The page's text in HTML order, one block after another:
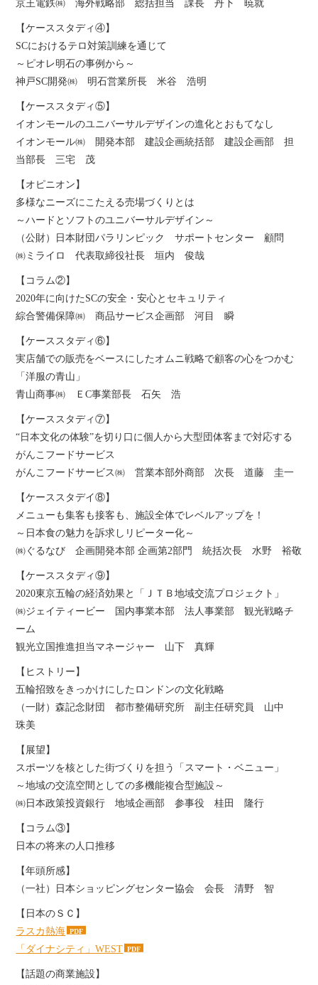
京王電鉄㈱ 海外戦略部 総括担当 課長 丹下 暁就
【ケーススタディ④】
SCにおけるテロ対策訓練を通じて
～ピオレ明石の事例から～
神戸SC開発㈱ 明石営業所長 米谷 浩明
【ケーススタディ⑤】
イオンモールのユニバーサルデザインの進化とおもてなし
イオンモール㈱ 開発本部 建設企画統括部 建設企画部 担
当部長 三宅 茂
【オピニオン】
多様なニーズにこたえる売場づくりとは
～ハードとソフトのユニバーサルデザイン～
（公財）日本財団パラリンピック サポートセンター 顧問
㈱ミライロ 代表取締役社長 垣内 俊哉
【コラム②】
2020年に向けたSCの安全・安心とセキュリティ
綜合警備保障㈱ 商品サービス企画部 河目 瞬
【ケーススタディ⑥】
実店舗での販売をベースにしたオムニ戦略で顧客の心をつかむ
「洋服の青山」
青山商事㈱ ＥC事業部長 石矢 浩
【ケーススタディ⑦】
“日本文化の体験”を切り口に個人から大型団体客まで対応する
がんこフードサービス
がんこフードサービス㈱ 営業本部外商部 次長 道藤 圭一
【ケーススタデイ⑧】
メニューも集客も接客も、施設全体でレベルアップを！
～日本食の魅力を訴求しリピーター化～
㈱ぐるなび 企画開発本部 企画第2部門 統括次長 水野 裕敬
【ケーススタディ⑨】
2020東京五輪の経済効果と「ＪＴＢ地域交流プロジェクト」
㈱ジェイティービー 国内事業本部 法人事業部 観光戦略チ
ーム
観光立国推進担当マネージャー 山下 真輝
【ヒストリー】
五輪招致をきっかけにしたロンドンの文化戦略
（一財）森記念財団 都市整備研究所 副主任研究員 山中
珠美
【展望】
スポーツを核とした街づくりを担う「スマート・ベニュー」
～地域の交流空間としての多機能複合型施設～
㈱日本政策投資銀行 地域企画部 参事役 桂田 隆行
【コラム③】
日本の将来の人口推移
【年頭所感】
（一社）日本ショッピングセンター協会 会長 清野 智
【日本のＳＣ】
ラスカ熱海
「ダイナシティ」WEST
【話題の商業施設】